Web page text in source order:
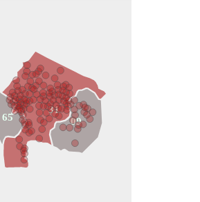
31
09
65